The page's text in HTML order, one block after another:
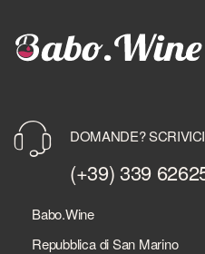
DOMANDE?
(+39) 339
Babo.Wine
Repubblica di San Marino